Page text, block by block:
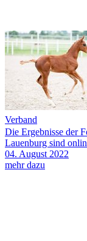
Verband
Die Ergebnisse der
Lauenburg sind
04. August 2022
mehr dazu